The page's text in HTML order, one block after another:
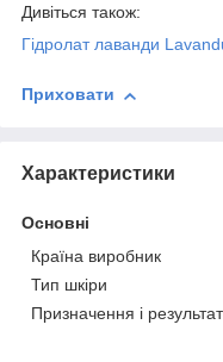
Дивіться також:
Гідролат лаванди
Приховати
Характеристики
Основні
Країна виробник
Тип шкіри
Призначення і результат